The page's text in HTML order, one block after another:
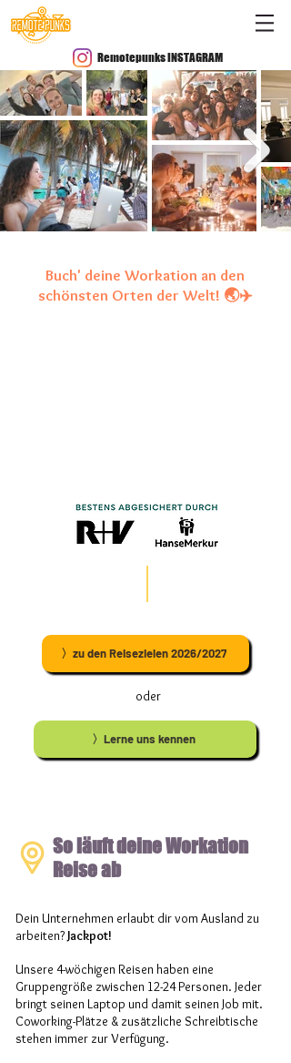
Remotepunks INSTAGRAM
Buch' deine Workation an den
schönsten Orten der Welt! 🌏✈️
〉zu den Reisezielen 2026/2027
oder
〉Lerne uns kennen
So läuft deine Workation
Reise ab
Dein Unternehmen erlaubt dir vom Ausland zu
arbeiten?Jackpot!
Unsere 4-wöchigen Reisen haben eine
Gruppengröße zwischen 12-24 Personen. Jeder
bringt seinen Laptop und damit seinen Job mit.
Coworking-Plätze & zusätzliche Schreibtische
stehen immer zur Verfügung.